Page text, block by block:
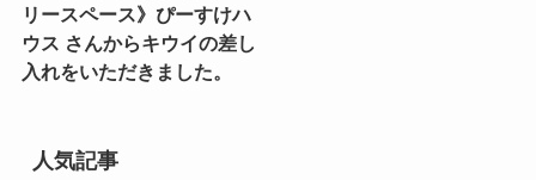
リースペース》ぴーすけハ
ウス さんからキウイの差し
入れをいただきました。
人気記事